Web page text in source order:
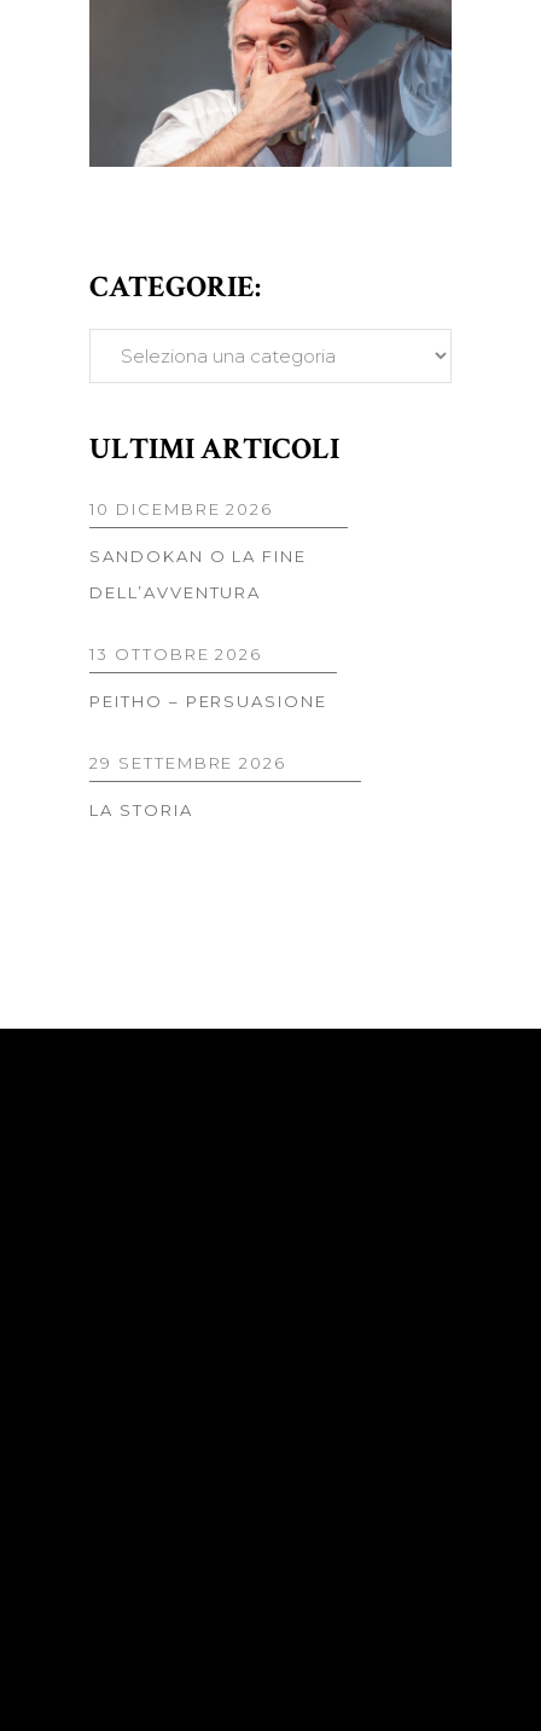
CATEGORIE:
ULTIMI ARTICOLI
10 DICEMBRE 2026
SANDOKAN O LA FINE
DELL’AVVENTURA
13 OTTOBRE 2026
PEITHO – PERSUASIONE
29 SETTEMBRE 2026
LA STORIA